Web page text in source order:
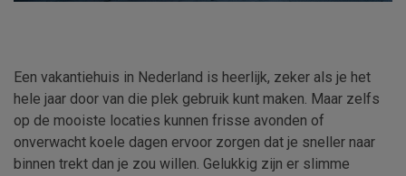
Een vakantiehuis in Nederland is heerlijk, zeker als je het
hele jaar door van die plek gebruik kunt maken. Maar zelfs
op de mooiste locaties kunnen frisse avonden of
onverwacht koele dagen ervoor zorgen dat je sneller naar
binnen trekt dan je zou willen. Gelukkig zijn er slimme